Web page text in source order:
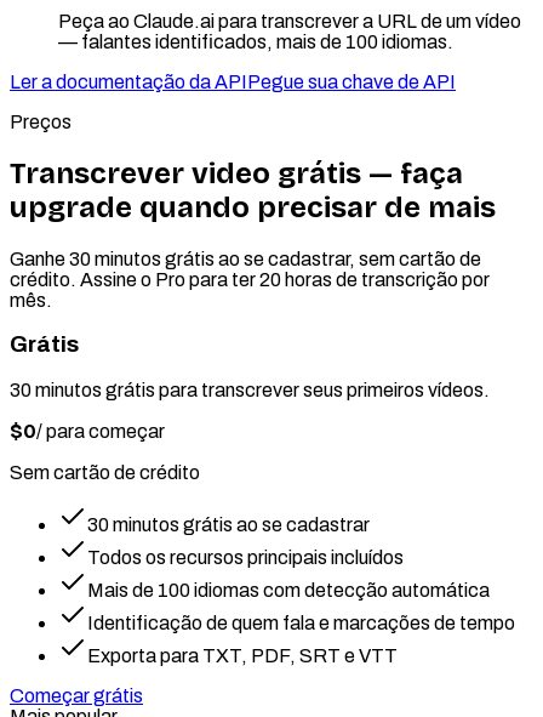
Peça ao Claude.ai para transcrever a URL de um vídeo
— falantes identificados, mais de 100 idiomas.
Ler a documentação da APIPegue sua chave de API
Preços
Transcrever video grátis — faça
upgrade quando precisar de mais
Ganhe 30 minutos grátis ao se cadastrar, sem cartão de
crédito. Assine o Pro para ter 20 horas de transcrição por
mês.
Grátis
30 minutos grátis para transcrever seus primeiros vídeos.
$0/para começar
Sem cartão de crédito
30 minutos grátis ao se cadastrar
Todos os recursos principais incluídos
Mais de 100 idiomas com detecção automática
Identificação de quem fala e marcações de tempo
Exporta para TXT, PDF, SRT e VTT
Começar grátis